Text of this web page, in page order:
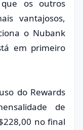
os outros
vantajosos,
o Nubank
em primeiro
do Rewards
de
no final